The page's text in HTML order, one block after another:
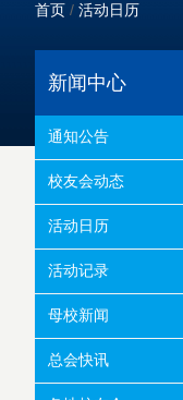
首页 / 活动日历
新闻中心
通知公告
校友会动态
活动日历
活动记录
母校新闻
总会快讯